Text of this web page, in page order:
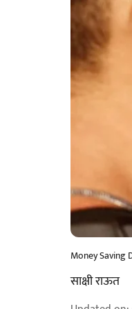
Money Saving
साक्षी राऊत